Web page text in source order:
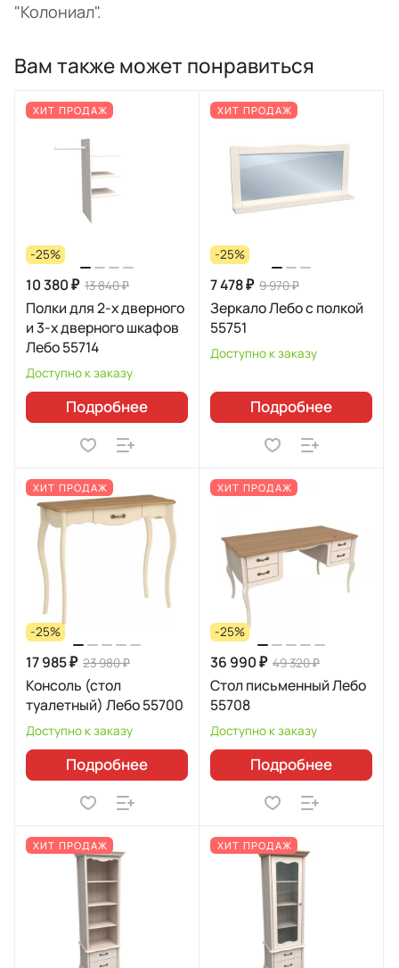
"Колониал".
Вам также может понравиться
ХИТ ПРОДАЖ
-25%
10 380 ₽ 13 840 ₽
Полки для 2-х дверного
и 3-х дверного шкафов
Лебо 55714
Доступно к заказу
Подробнее
ХИТ ПРОДАЖ
-25%
7 478 ₽ 9 970 ₽
Зеркало Лебо с полкой
55751
Доступно к заказу
Подробнее
ХИТ ПРОДАЖ
-25%
17 985 ₽ 23 980 ₽
Консоль (стол
туалетный) Лебо 55700
Доступно к заказу
Подробнее
ХИТ ПРОДАЖ
-25%
36 990 ₽ 49 320 ₽
Стол письменный Лебо
55708
Доступно к заказу
Подробнее
ХИТ ПРОДАЖ ХИТ ПРОДАЖ